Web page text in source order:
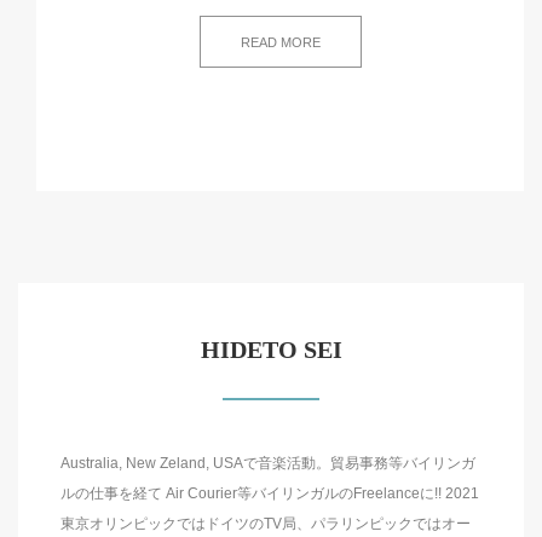
READ MORE
HIDETO SEI
Australia, New Zeland, USAで音楽活動。貿易事務等バイリンガ
ルの仕事を経て Air Courier等バイリンガルのFreelanceに!! 2021
東京オリンピックではドイツのTV局、パラリンピックではオー